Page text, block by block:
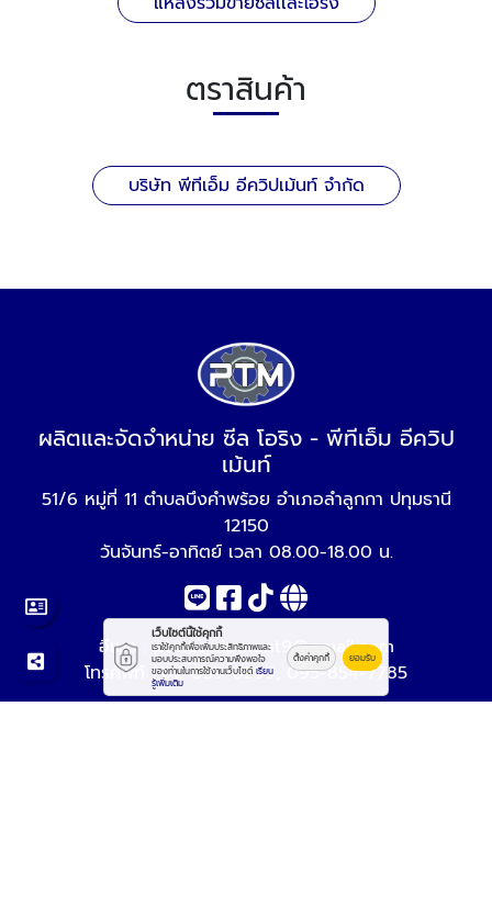
ตราสินค้า
บริษัท พีทีเอ็ม อีควิปเม้นท์ จำกัด
ผลิตและจัดจำหน่าย ซีล โอริง - พีทีเอ็ม อีควิป
เม้นท์
51/6 หมู่ที่ 11 ตำบลบึงคำพร้อย อำเภอลำลูกกา ปทุมธานี
12150
วันจันทร์-อาทิตย์ เวลา 08.00-18.00 น.
อีเมล :ptmequipment9@gmail.com
โทรศัพท์ :02-059-0399 095-854-7785
เว็บไซต์นี้ใช้คุกกี้
เราใช้คุกกี้เพื่อเพิ่มประสิทธิภาพและ
มอบประสบการณ์ความพึงพอใจ
ของท่านในการใช้งานเว็บไซต์ เรียน
รู้เพิ่มเติม
ตั้งค่าคุกกี้ ยอมรับ